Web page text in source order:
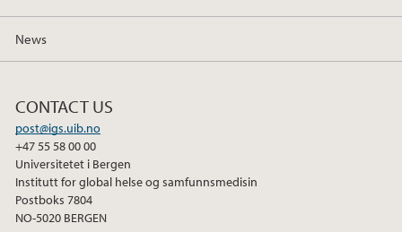
2012
News
CONTACT US
post@igs.uib.no
+47 55 58 00 00
Universitetet i Bergen
Institutt for global helse og samfunnsmedisin
Postboks 7804
NO-5020 BERGEN